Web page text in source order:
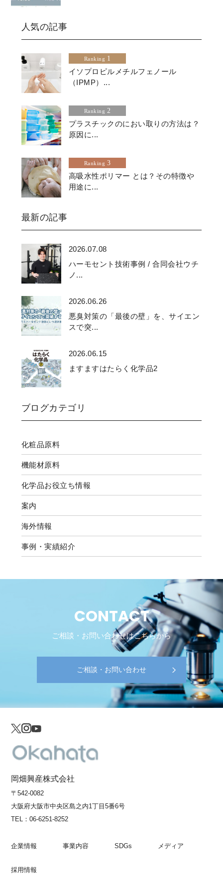
人気の記事
Ranking 1
イソプロピルメチルフェノール
（IPMP）...
Ranking 2
プラスチックのにおい取りの方法は？
原因に...
Ranking 3
高吸水性ポリマー とは？その特徴や
用途に...
最新の記事
2026.07.08
ハーモセント技術事例 / 合同会社ウチ
ノ...
2026.06.26
悪臭対策の「最後の壁」を、サイエン
スで突...
2026.06.15
ますますはたらく化学品2
ブログカテゴリ
化粧品原料
機能材原料
化学品お役立ち情報
案内
海外情報
事例・実績紹介
CONTACT
ご相談・お問い合わせはこちらから
ご相談・お問い合わせ
岡畑興産株式会社
〒542-0082
大阪府大阪市中央区島之内1丁目5番6号
TEL：06-6251-8252
企業情報 事業内容 SDGs メディア
採用情報